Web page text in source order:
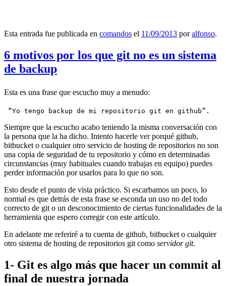
Esta entrada fue publicada en comandos el 11/09/2013 poralfonso.
6 motivos por los que git no es un sistema
de backup
Esta es una frase que escucho muy a menudo:
“Yo tengo backup de mi repositorio git en github”.
Siempre que la escucho acabo teniendo la misma conversación con
la persona que la ha dicho. Intento hacerle ver porqué github,
bitbucket o cualquier otro servicio de hosting de repositorios no son
una copia de seguridad de tu repositorio y cómo en determinadas
circunstancias (muy habituales cuando trabajas en equipo) puedes
perder información por usarlos para lo que no son.
Esto desde el punto de vista práctico. Si escarbamos un poco, lo
normal es que detrás de esta frase se esconda un uso no del todo
correcto de git o un desconocimiento de ciertas funcionalidades de la
herramienta que espero corregir con este artículo.
En adelante me referiré a tu cuenta de github, bitbucket o cualquier
otro sistema de hosting de repositorios git como servidor git.
1- Git es algo más que hacer un commit al
final de nuestra jornada